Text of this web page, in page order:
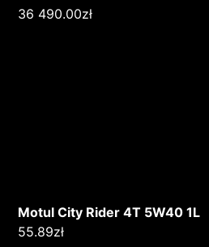
36 490.00zł
Motul City Rider 4T 5W40 1L
55.89zł